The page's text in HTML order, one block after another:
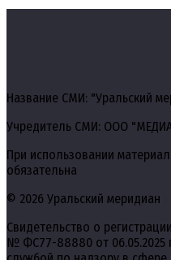
Название СМИ: "Уральский
Учредитель СМИ: ООО
При использовании
обязательна
© 2026 Уральский меридиан
Свидетельство о
№ ФС77-88880 от